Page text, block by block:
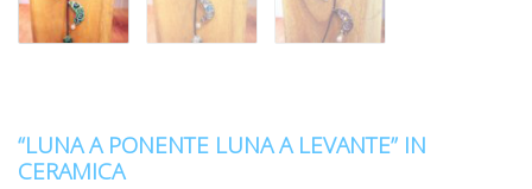
“LUNA A PONENTE LUNA A LEVANTE” IN
CERAMICA